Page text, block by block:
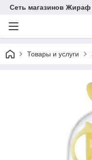
Сеть магазинов
Товары и услуги